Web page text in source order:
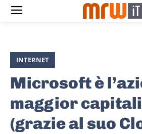
INTERNET
Microsoft è
maggior
(grazie al suo